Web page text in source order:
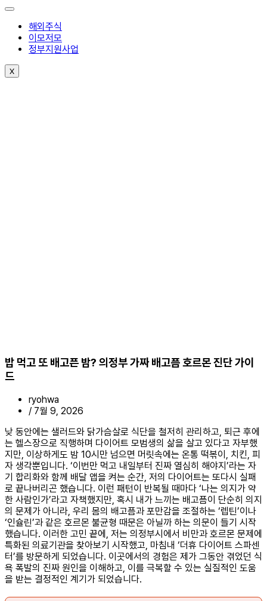
너
해외주식
이모저모
정부지원사업
X
밥 먹고 또 배고픈 밤? 의정부 가짜 배고픔 호르몬 진단 가이
드
ryohwa
/ 7월 9, 2026
낮 동안에는 샐러드와 닭가슴살로 식단을 철저히 관리하고, 퇴근 후에
는 헬스장으로 직행하며 다이어트 모범생의 삶을 살고 있다고 자부했
지만, 이상하게도 밤 10시만 넘으면 머릿속에는 온통 떡볶이, 치킨, 피
자 생각뿐입니다. ‘이번만 먹고 내일부터 진짜 열심히 해야지’라는 자
기 합리화와 함께 배달 앱을 켜는 순간, 저의 다이어트는 또다시 실패
로 끝나버리곤 했습니다. 이런 패턴이 반복될 때마다 ‘나는 의지가 약
한 사람인가’라고 자책했지만, 혹시 내가 느끼는 배고픔이 단순히 의지
의 문제가 아니라, 우리 몸의 배고픔과 포만감을 조절하는 ‘렙틴’이나
‘인슐린’과 같은 호르몬 불균형 때문은 아닐까 하는 의문이 들기 시작
했습니다. 이러한 고민 끝에, 저는 의정부시에서 비만과 호르몬 문제에
특화된 의료기관을 찾아보기 시작했고, 마침내 ‘더휴 다이어트 스파센
터’를 방문하게 되었습니다. 이곳에서의 경험은 제가 그동안 겪었던 식
욕 폭발의 진짜 원인을 이해하고, 이를 극복할 수 있는 실질적인 도움
을 받는 결정적인 계기가 되었습니다.